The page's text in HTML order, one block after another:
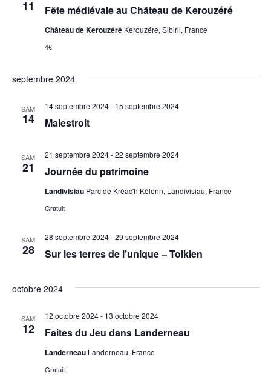
11 Fête médiévale au Château de Kerouzéré
Château de Kerouzéré Kerouzéré, Sibiril, France
4€
septembre 2024
SAM
14 Malestroit
14 septembre 2024- 15 septembre 2024
SAM
21 Journée du patrimoine
21 septembre 2024-22 septembre 2024
Landivisiau Parc de Kréac'h Kélenn, Landivisiau, France
Gratuit
SAM
28 Sur les terres de l’unique – Tolkien
28 septembre 2024-29 septembre 2024
octobre 2024
SAM
12 Faites du Jeu dans Landerneau
12 octobre 2024- 13 octobre 2024
Landerneau Landerneau, France
Gratuit